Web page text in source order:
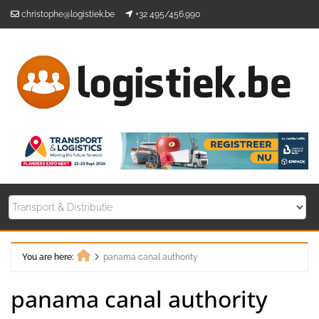
christophe@logistiek.be +32 495/456.990
You are here:
panama canal authority
panama canal authority